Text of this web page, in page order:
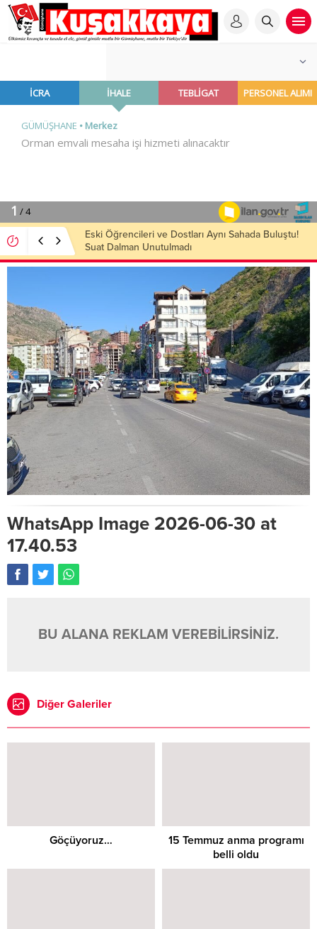
WhatsApp Image 2026-06-30 at
17.40.53
BU ALANA REKLAM VEREBİLİRSİNİZ.
Diğer Galeriler
Göçüyoruz…
15 Temmuz anma programı
belli oldu